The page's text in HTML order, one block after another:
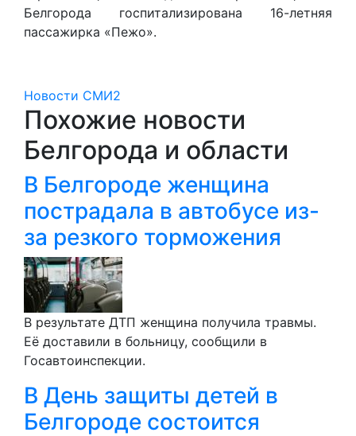
Белгорода госпитализирована 16-летняя
пассажирка «Пежо».
Новости СМИ2
Похожие новости
Белгорода и области
В Белгороде женщина
пострадала в автобусе из-
за резкого торможения
В результате ДТП женщина получила травмы.
Её доставили в больницу, сообщили в
Госавтоинспекции.
В День защиты детей в
Белгороде состоится